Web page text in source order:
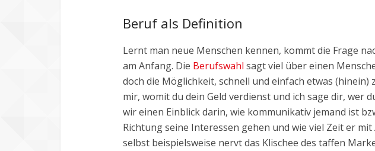
Beruf als Definition
Lernt man neue Menschen kennen, kommt die Frage
am Anfang. Die Berufswahl sagt viel über einen
doch die Möglichkeit, schnell und einfach etwas (hinein)
mir, womit du dein Geld verdienst und ich sage dir, wer
wir einen Einblick darin, wie kommunikativ jemand ist
Richtung seine Interessen gehen und wie viel Zeit er
selbst beispielsweise nervt das Klischee des taffen